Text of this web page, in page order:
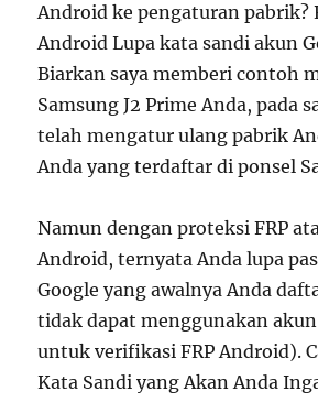
Android ke pengaturan pabrik?
Android Lupa kata sandi akun
Biarkan saya memberi contoh
Samsung J2 Prime Anda, pada
telah mengatur ulang pabrik
Anda yang terdaftar di ponsel
Namun dengan proteksi FRP
Android, ternyata Anda lupa
Google yang awalnya Anda
tidak dapat menggunakan
untuk verifikasi FRP Android).
Kata Sandi yang Akan Anda